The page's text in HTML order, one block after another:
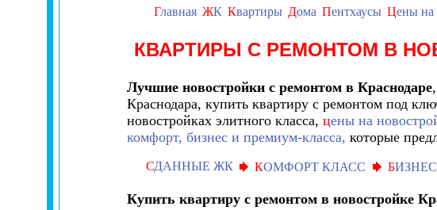
Главная ЖК Квартиры Дома Пентхаусы Цены на
КВАРТИРЫ С РЕМОНТОМ В
Лучшие новостройки с ремонтом в Краснодаре
Краснодара, купить квартиру с ремонтом под
новостройках элитного класса, цены на
комфорт, бизнес и премиум-класса, которые
СДАННЫЕ ЖК КОМФОРТ КЛАСС Б
Купить квартиру с ремонтом в новостройке